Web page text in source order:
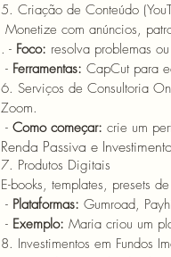
5. Criação de Conteúdo
Monetize com anúncios,
. - Foco: resolva problemas
- Ferramentas: CapCut para
6. Serviços de Consultoria
Zoom.
- Como começar: crie um
Renda Passiva e
7. Produtos Digitais
E-books, templates, presets
- Plataformas: Gumroad,
- Exemplo: Maria criou um
8. Investimentos em Fundos